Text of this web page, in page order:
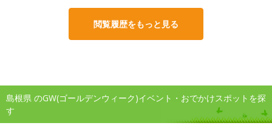
閲覧履歴をもっと見る
島根県 のGW(ゴールデンウィーク)イベント・おでかけスポットを探
す